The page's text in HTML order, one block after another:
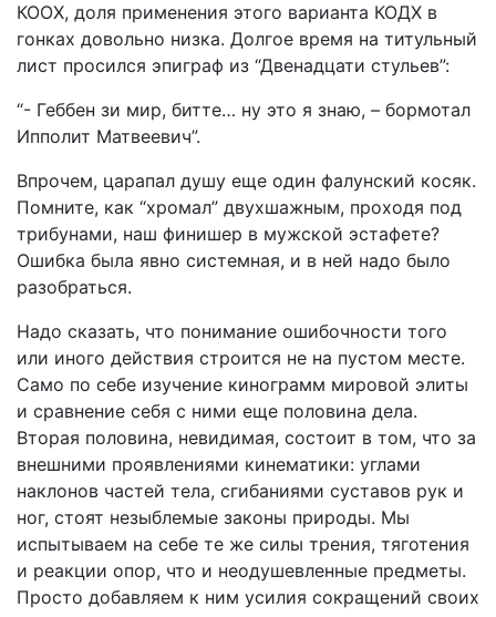
КООХ, доля применения этого варианта КОДХ в
гонках довольно низка. Долгое время на титульный
лист просился эпиграф из “Двенадцати стульев”:
“- Геббен зи мир, битте… ну это я знаю, – бормотал
Ипполит Матвеевич”.
Впрочем, царапал душу еще один фалунский косяк.
Помните, как “хромал” двухшажным, проходя под
трибунами, наш финишер в мужской эстафете?
Ошибка была явно системная, и в ней надо было
разобраться.
Надо сказать, что понимание ошибочности того
или иного действия строится не на пустом месте.
Само по себе изучение кинограмм мировой элиты
и сравнение себя с ними еще половина дела.
Вторая половина, невидимая, состоит в том, что за
внешними проявлениями кинематики: углами
наклонов частей тела, сгибаниями суставов рук и
ног, стоят незыблемые законы природы. Мы
испытываем на себе те же силы трения, тяготения
и реакции опор, что и неодушевленные предметы.
Просто добавляем к ним усилия сокращений своих